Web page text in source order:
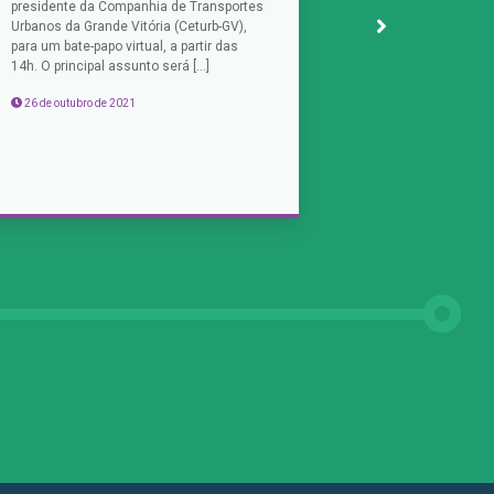
presidente da Companhia de Transportes
Urbanos da Grande Vitória (Ceturb-GV),
para um bate-papo virtual, a partir das
14h. O principal assunto será […]
26 de outubro de 2021